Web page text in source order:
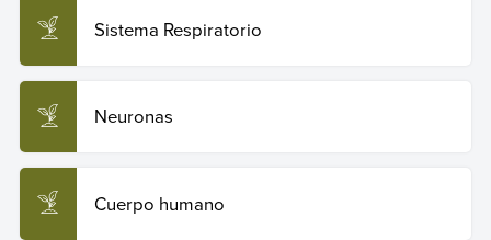
Sistema Respiratorio
Neuronas
Cuerpo humano